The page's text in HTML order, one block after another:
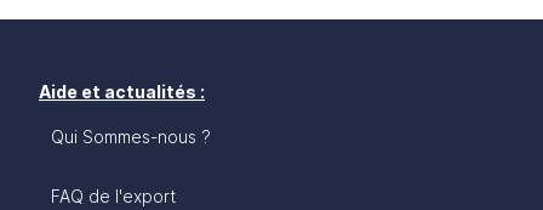
Aide et actualités :
Qui Sommes-nous ?
FAQ de l'export